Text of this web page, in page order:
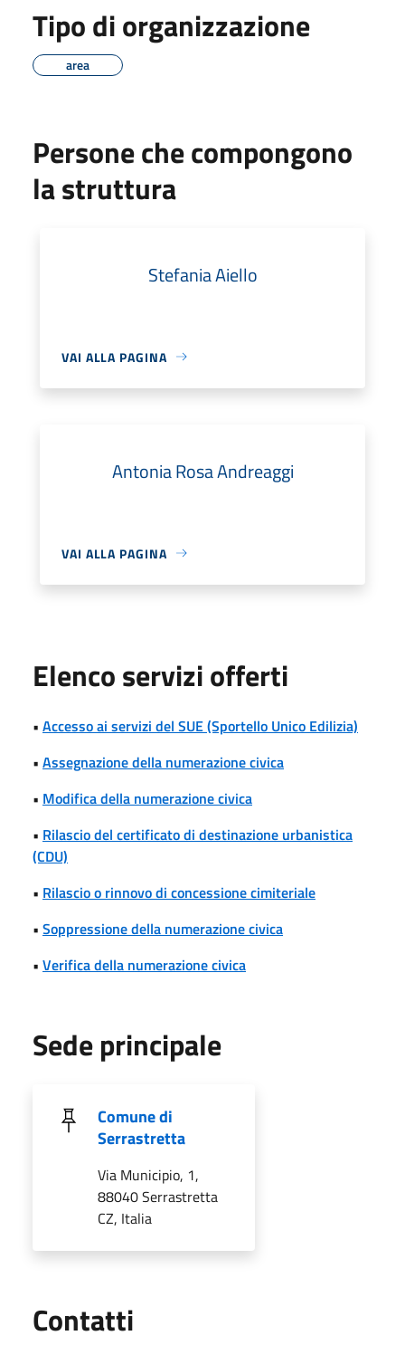
Tipo di organizzazione
area
Persone che compongono
la struttura
Stefania Aiello
VAI ALLA PAGINA
Antonia Rosa Andreaggi
VAI ALLA PAGINA
Elenco servizi offerti
• Accesso ai servizi del SUE (Sportello Unico Edilizia)
• Assegnazione della numerazione civica
• Modifica della numerazione civica
• Rilascio del certificato di destinazione urbanistica
(CDU)
• Rilascio o rinnovo di concessione cimiteriale
• Soppressione della numerazione civica
• Verifica della numerazione civica
Sede principale
Comune di
Serrastretta
Via Municipio, 1,
88040 Serrastretta
CZ, Italia
Contatti